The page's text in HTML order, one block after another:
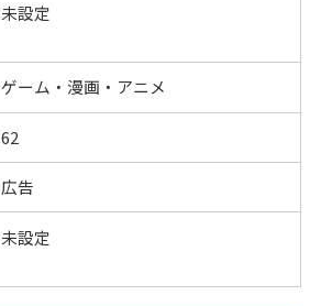
未設定
ゲーム・漫画・アニメ
62
広告
未設定